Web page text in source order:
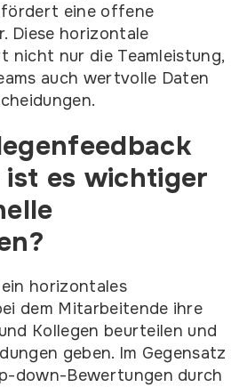
fördert eine offene
Diese horizontale
nicht nur die Teamleistung,
auch wertvolle Daten
es wichtiger
horizontales
dem Mitarbeitende ihre
Kollegen beurteilen und
geben. Im Gegensatz
down-Bewertungen durch